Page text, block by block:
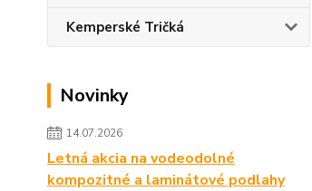
Kemperské Tričká
Novinky
14.07.2026
Letná akcia na vodeodolné
kompozitné a laminátové podlahy